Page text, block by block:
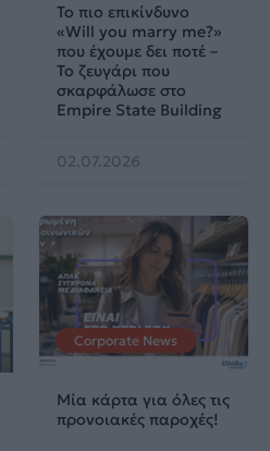
Το πιο επικίνδυνο
«Will you marry me?»
που έχουμε δει ποτέ –
Το ζευγάρι που
σκαρφάλωσε στο
Empire State Building
02.07.2026
Corporate News
Μία κάρτα για όλες τις
προνοιακές παροχές!